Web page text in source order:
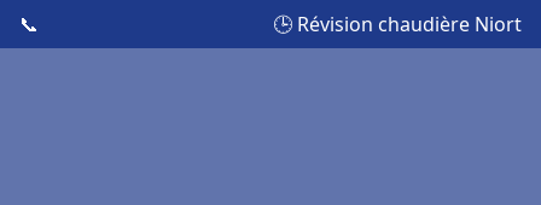
📞 🕒 Révision chaudière Niort